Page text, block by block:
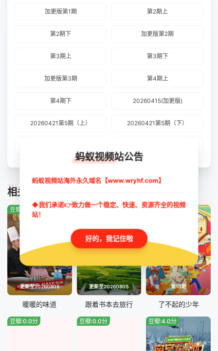
加更版第1期 第2期上
第2期下 加更版第2期
第3期上 第3期下
加更版第3期 第4期上
第4期下 20260415(加更版)
20260421第5期（上） 20260421第5期（下）
20260506加更版第7期
20260512第8期（下） 20260513加更版第8期
20260520加更版第9期 20260526第10期（上）
20260526第10期（下） 20260527加更版第10期
20260602第11期（上） 20260602第11期（下）
20260609第12期（上）
相关推荐
TUIJIAN
更新至20260805
豆瓣:7.0分
暖暖的味道
更新至20260805
豆瓣:8.0分
跟着书本去旅行
第10期
豆瓣:0.0分
了不起的少年
豆瓣:0.0分 豆瓣:0.0分 豆瓣:4.0分
蚂蚁视频站公告
蚂蚁视频站海外永久域名【www.wryhf.com】
◆我们承诺👉致力做一个稳定、快速、资源齐全的视频
站！
好的，我记住啦